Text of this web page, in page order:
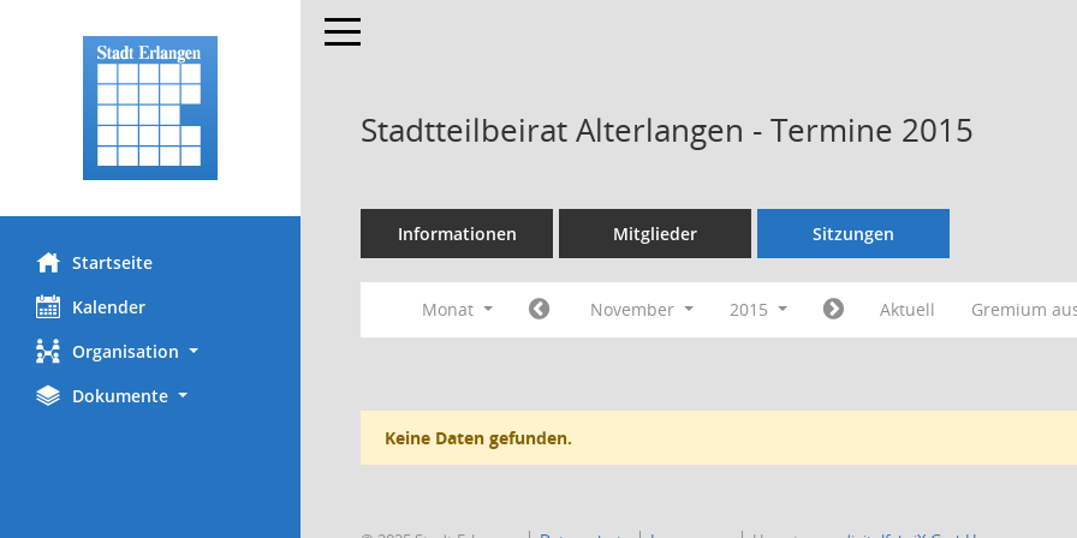
Startseite
Kalender
Organisation
Dokumente
Toggle navigation
Stadtteilbeirat Alterlangen - Termine 2015
Informationen Mitglieder Sitzungen
Monat November 2015 Aktuell Gremium
Keine Daten gefunden.